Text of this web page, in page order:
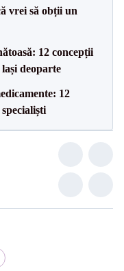
vrei să obții un
12 concepții
deoparte
12